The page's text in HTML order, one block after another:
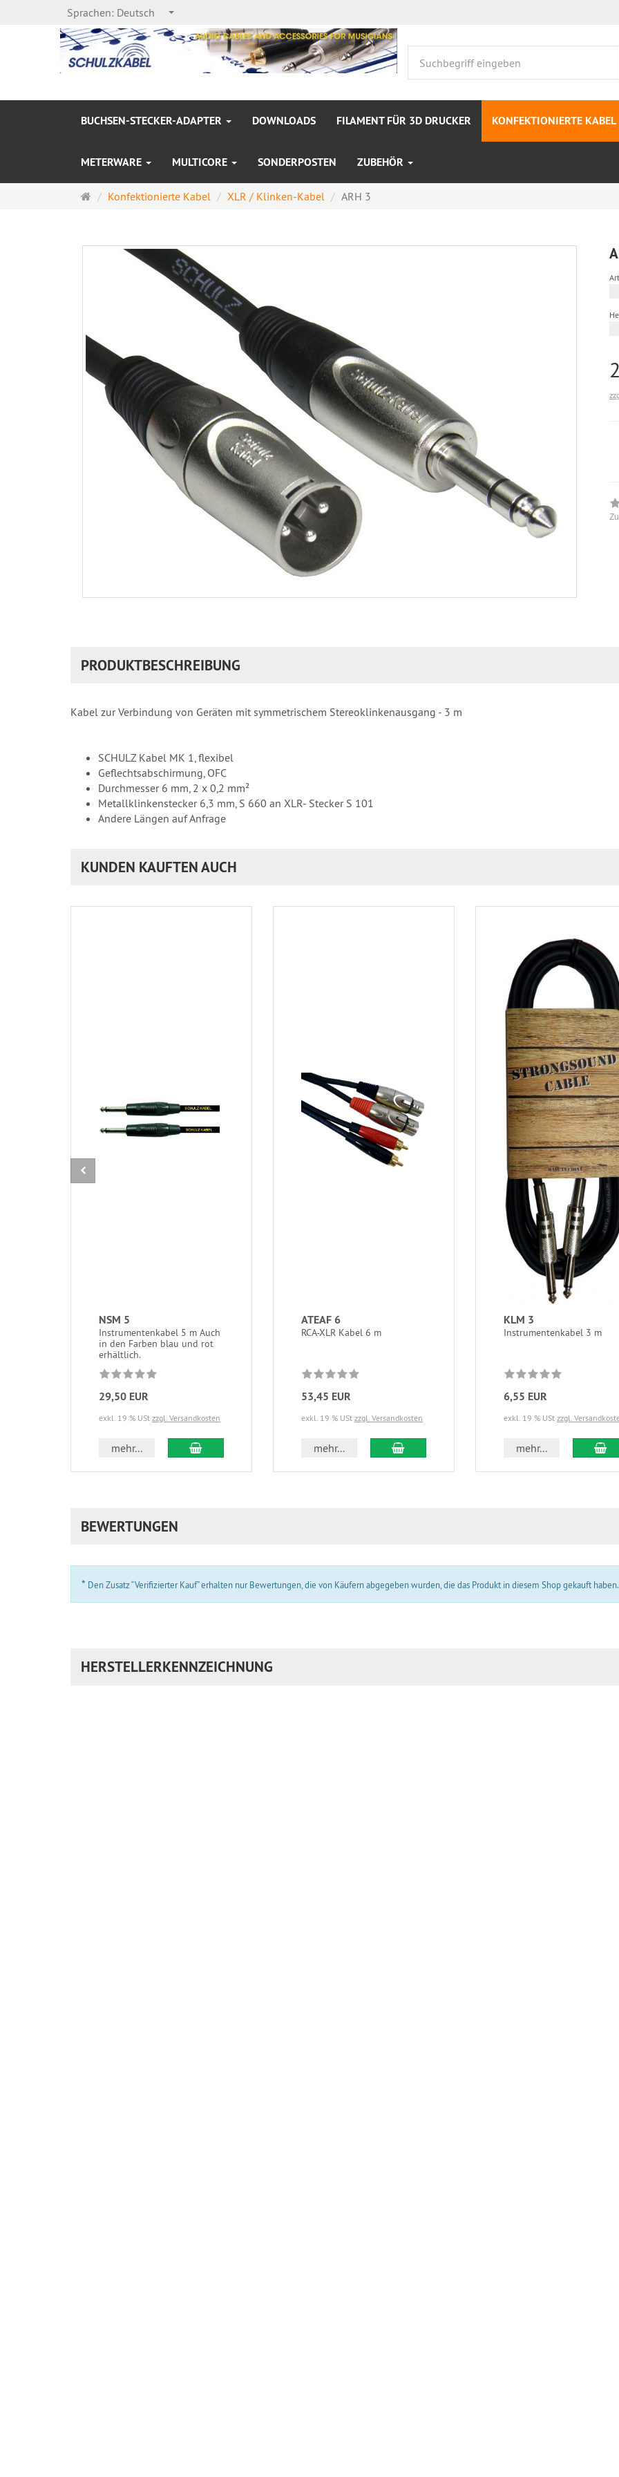
Sprachen: Deutsch
BUCHSEN-STECKER-ADAPTER DOWNLOADS FILAMENT FÜR 3D DRUCKER KONFEKTIONIERTE KABEL
METERWARE MULTICORE SONDERPOSTEN ZUBEHÖR
Startseite
Konfektionierte Kabel XLR / Klinken-Kabel ARH 3
PRODUKTBESCHREIBUNG
Kabel zur Verbindung von Geräten mit symmetrischem Stereoklinkenausgang - 3 m
SCHULZ Kabel MK 1, flexibel
Geflechtsabschirmung, OFC
Durchmesser 6 mm, 2 x 0,2 mm²
Metallklinkenstecker 6,3 mm, S 660 an XLR- Stecker S 101
Andere Längen auf Anfrage
KUNDEN KAUFTEN AUCH
NSM 5
Instrumentenkabel 5 m Auch
in den Farben blau und rot
erhältlich.
29,50 EUR
exkl. 19 % USt zzgl. Versandkosten
mehr... In den Warenkorb
ATEAF 6
RCA-XLR Kabel 6 m
53,45 EUR
exkl. 19 % USt zzgl. Versandkosten
mehr... In den Warenkorb
KLM 3
Instrumentenkabel 3 m
6,55 EUR
exkl. 19 % USt zzgl.
mehr... In
BEWERTUNGEN
* Den Zusatz “Verifizierter Kauf” erhalten nur Bewertungen, die von Käufern abgegeben wurden, die das Produkt in diesem Shop gekauft haben.
HERSTELLERKENNZEICHNUNG